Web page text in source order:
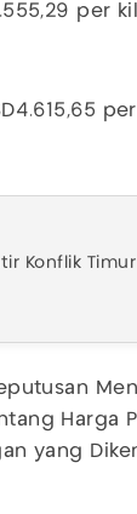
per
Konflik
Harga
yang